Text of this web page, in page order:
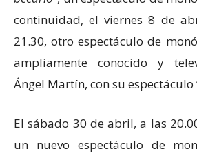
continuidad, el viernes 8 de
21.30, otro espectáculo de
ampliamente conocido y
Ángel Martín, con su espectáculo
El sábado 30 de abril, a las
un nuevo espectáculo de